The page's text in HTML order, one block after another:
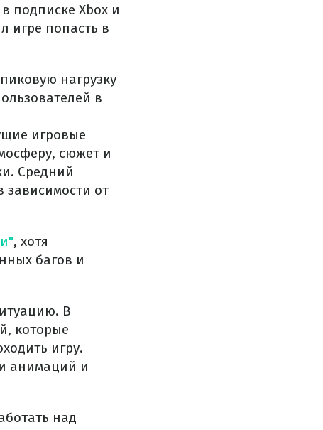
подписке Xbox и
игре попасть в
нагрузку
в
игровые
сюжет и
Средний
зависимости от
, хотя
багов и
В
которые
игру.
анимаций и
над